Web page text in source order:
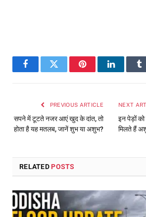
FacebookTwitter PinterestLinkedIn
PREVIOUS ARTICLE
सपने में टूटते नजर आएं खुद के दांत, तो
होता है यह मतलब, जानें शुभ या अशुभ?
NEXT
इन पेड़ों
मिलते हैं
RELATED POSTS